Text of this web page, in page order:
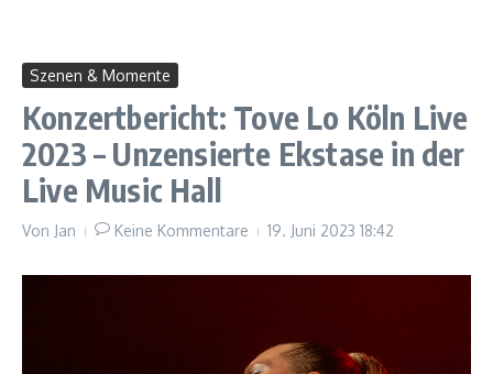
Szenen & Momente
Konzertbericht: Tove Lo Köln Live
2023 – Unzensierte Ekstase in der
Live Music Hall
Von Jan Keine Kommentare 19. Juni 2023 18:42